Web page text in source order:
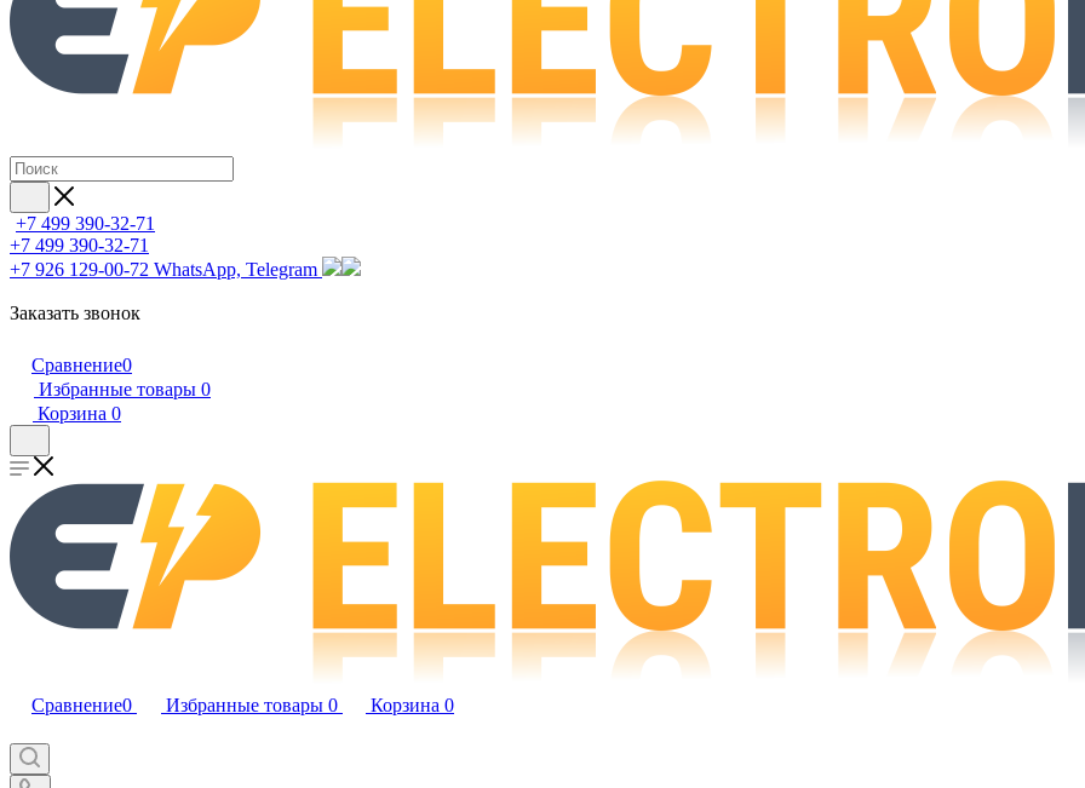
+7 499 390-32-71
+7 499 390-32-71
+7 926 129-00-72 WhatsApp, Telegram
Заказать звонок
Сравнение0
Избранные товары 0
Корзина 0
Сравнение0 Избранные товары 0 Корзина 0